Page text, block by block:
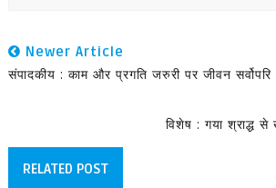
Newer Article
संपादकीय : काम और प्रगति जरुरी पर जीवन सर्वोपरि
विशेष : गया श्राद्ध से
RELATED POST